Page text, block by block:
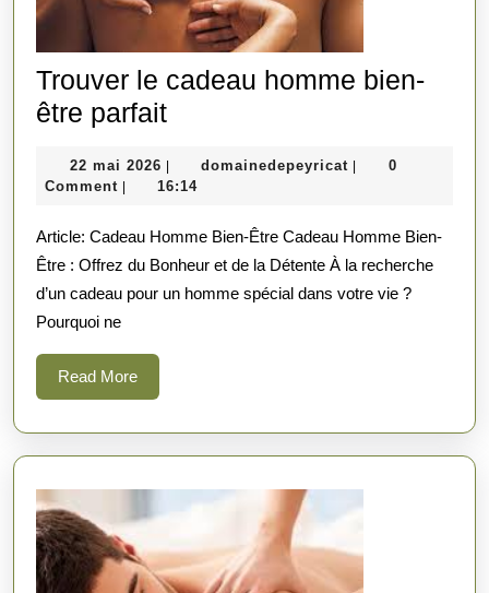
Trouver le cadeau homme bien-
être parfaitTrouver
cadeau
bien-
être
parfait
22 mai 2026 22
mai
domainedepeyricat
0
Comment
16:14
Article: Cadeau Homme Bien-Être Cadeau Homme Bien-
Être : Offrez du Bonheur et de la Détente À la recherche
d’un cadeau pour un homme spécial dans votre vie ?
Pourquoi ne
Read MoreRead
More